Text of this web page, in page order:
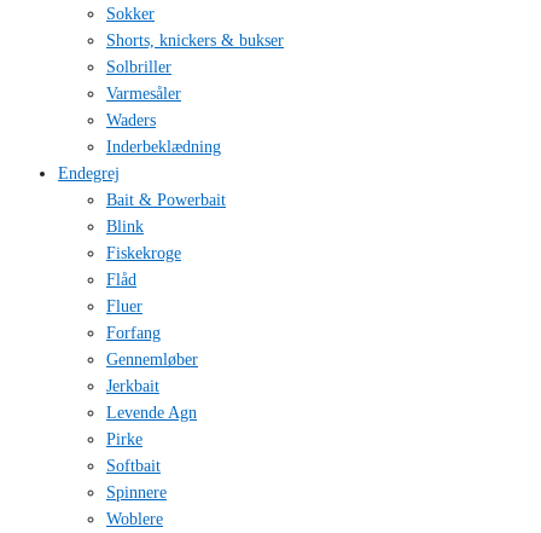
Sokker
Shorts, knickers & bukser
Solbriller
Varmesåler
Waders
Inderbeklædning
Endegrej
Bait & Powerbait
Blink
Fiskekroge
Flåd
Fluer
Forfang
Gennemløber
Jerkbait
Levende Agn
Pirke
Softbait
Spinnere
Woblere